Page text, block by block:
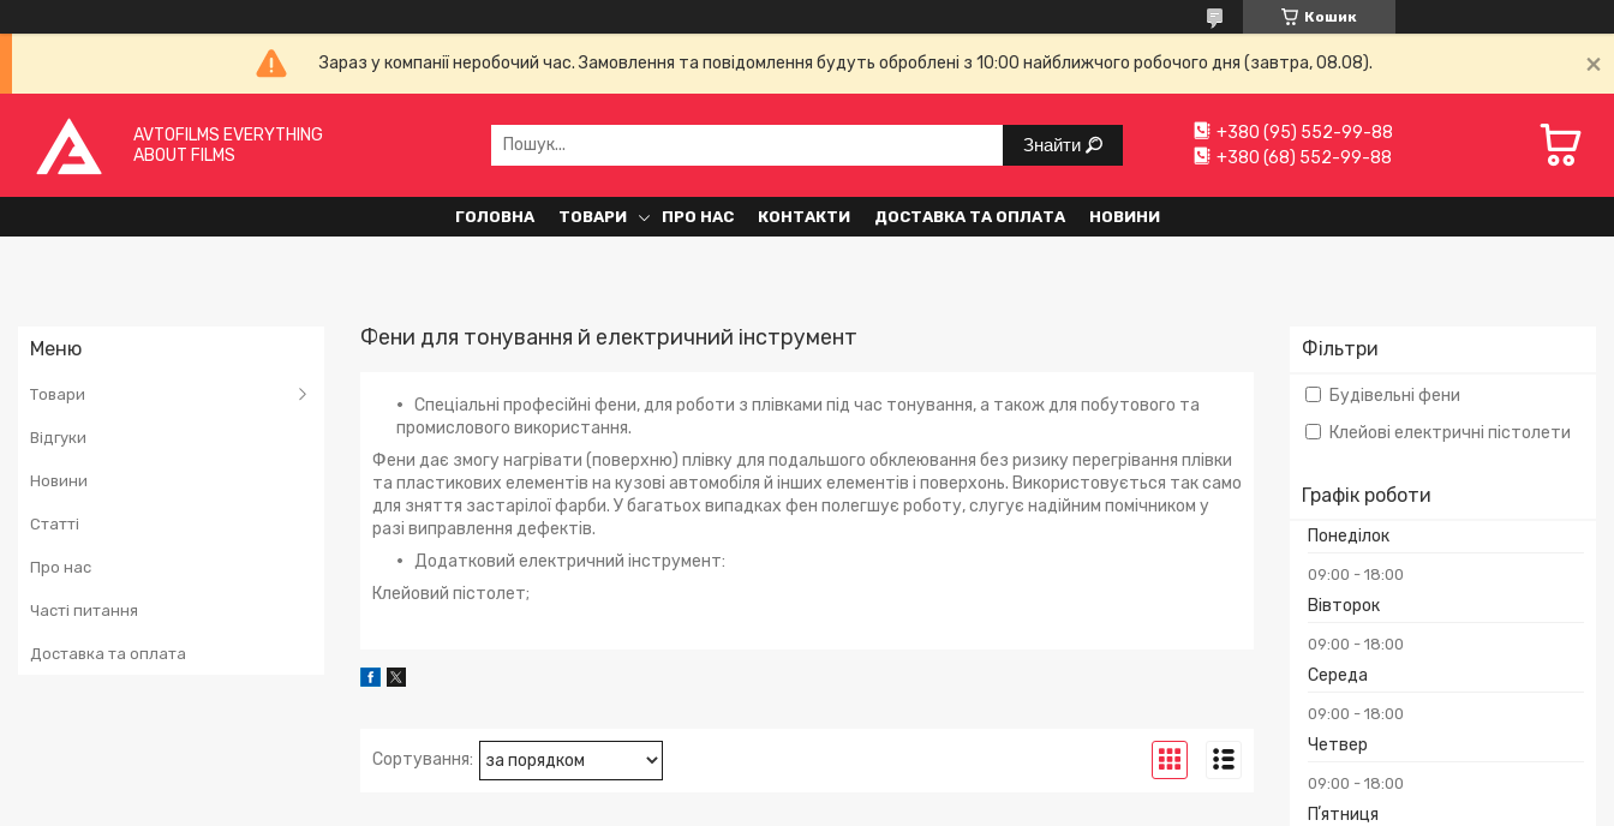
Кошик
Зараз у компанії неробочий час. Замовлення та повідомлення будуть оброблені з 10:00 найближчого робочого дня (завтра, 08.08).
AVTOFILMS EVERYTHING
ABOUT FILMS
Знайти
+380 (95) 552-99-88
+380 (68) 552-99-88
ГОЛОВНА ТОВАРИ ПРО НАС КОНТАКТИ ДОСТАВКА ТА ОПЛАТА НОВИНИ
Товари
Відгуки
Новини
Статті
Про нас
Часті питання
Доставка та оплата
Фільтри
Будівельні фени
Клейові електричні пістолети
Графік роботи
Понеділок
09:00 18:00
Вівторок
09:00 18:00
Середа
09:00 18:00
Четвер
09:00 18:00
Пʼятниця
Фени для тонування й електричний інструмент
Спеціальні професійні фени, для роботи з плівками під час тонування, а також для побутового та
промислового використання.
Фени дає змогу нагрівати (поверхню) плівку для подальшого обклеювання без ризику перегрівання плівки
та пластикових елементів на кузові автомобіля й інших елементів і поверхонь. Використовується так само
для зняття застарілої фарби. У багатьох випадках фен полегшує роботу, слугує надійним помічником у
разі виправлення дефектів.
Додатковий електричний інструмент:
Клейовий пістолет;